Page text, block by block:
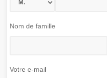
Nom de famille
Votre e-mail